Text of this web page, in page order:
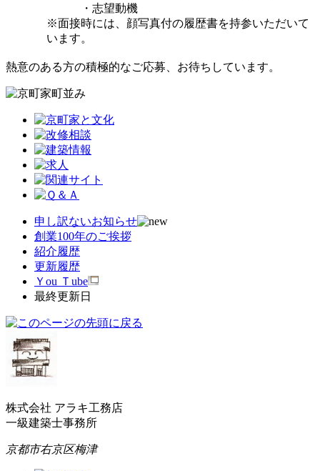
・志望動機
※面接時には、顔写真付の履歴書を持参いただいて
います。
熱意のある方の積極的なご応募、お待ちしています。
申し訳ないお知らせ
創業100年のご挨拶
紹介履歴
更新履歴
Ｙou Ｔube
最終更新日
株式会社 アラキ工務店
一級建築士事務所
京都市右京区梅津